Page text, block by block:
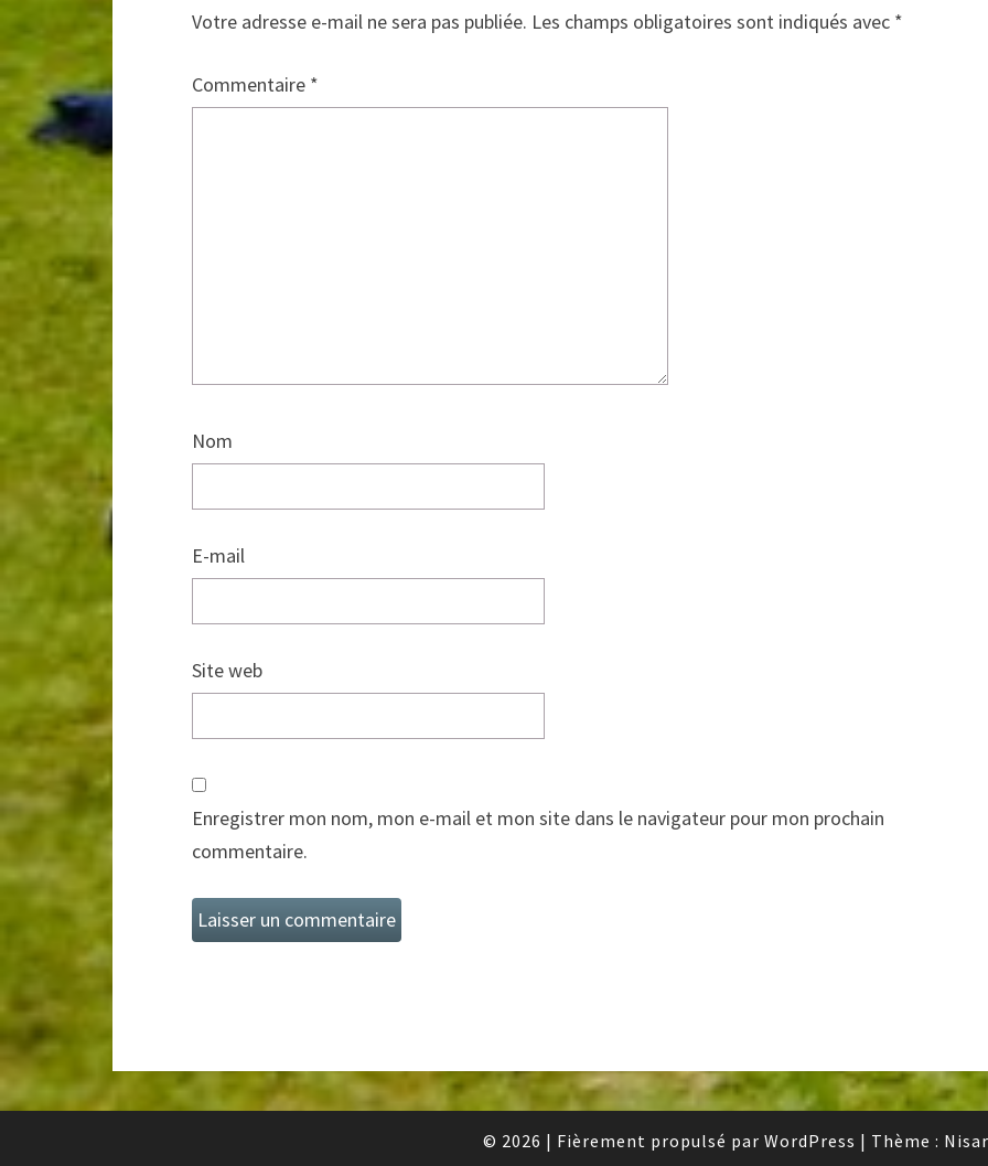
Votre adresse e-mail ne sera pas publiée. Les champs obligatoires sont indiqués avec *
Commentaire *
Nom
E-mail
Site web
Enregistrer mon nom, mon e-mail et mon site dans le navigateur pour mon prochain
commentaire.
© 2026 | Fièrement propulsé par WordPress | Thème :